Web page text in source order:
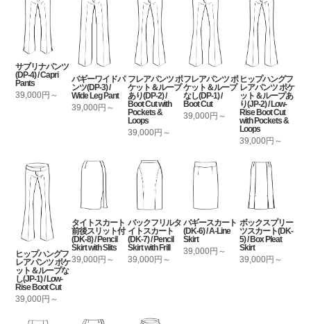
サブリナパンツ
(DP-4) / Capri
Pants
39,000円～
バギーワイドパ
ンツ(DP-3) /
Wide Leg Pant
39,000円～
フレアパンツ ポ
ケット＆ループ
あり(DP-2) /
Boot Cut with
Pockets &
Loops
39,000円～
フレアパンツ ポ
ケット＆ループ
なし(DP-1) /
Boot Cut
39,000円～
ヒップハングフ
レアパンツ ポケ
ット＆ループあ
り(JP-2) / Low-
Rise Boot Cut
with Pockets &
Loops
39,000円～
ヒップハングフ
レアパンツ ポケ
ット＆ループな
し(JP-1) / Low-
Rise Boot Cut
39,000円～
タイトスカート
前後スリット付
(DK-8) / Pencil
Skirt with Slits
39,000円～
バックフリルタ
イトスカート
(DK-7) / Pencil
Skirt with Frill
39,000円～
バギースカート
(DK-6) / A-Line
Skirt
39,000円～
ボックスプリー
ツスカート(DK-
5) / Box Pleat
Skirt
39,000円～